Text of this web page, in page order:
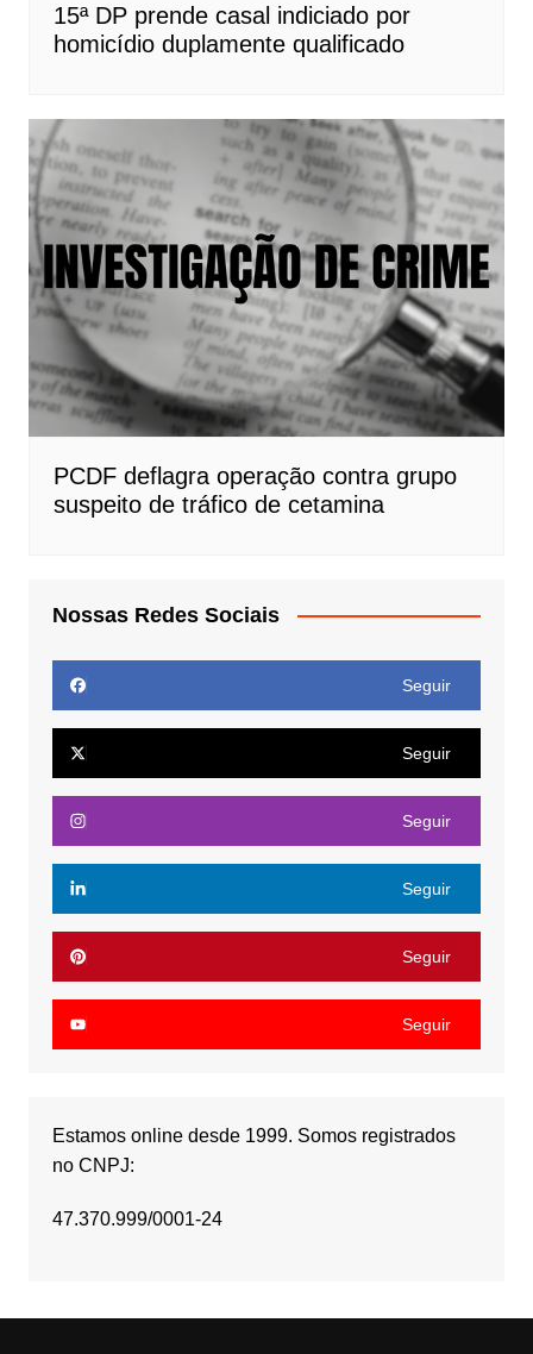
15ª DP prende casal indiciado por
homicídio duplamente qualificado
PCDF deflagra operação contra grupo
suspeito de tráfico de cetamina
Nossas Redes Sociais
Seguir
Seguir
Seguir
Seguir
Seguir
Seguir
Estamos online desde 1999. Somos registrados
no CNPJ:
47.370.999/0001-24